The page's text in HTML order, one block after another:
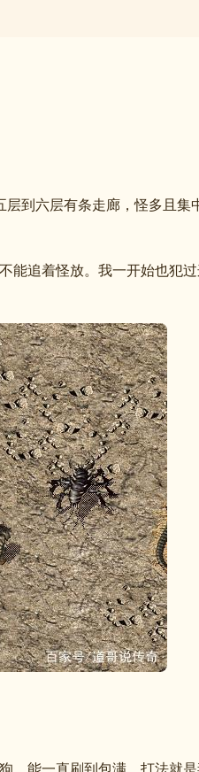
到六层有条走廊，怪多且集
能追着怪放。我一开始也犯